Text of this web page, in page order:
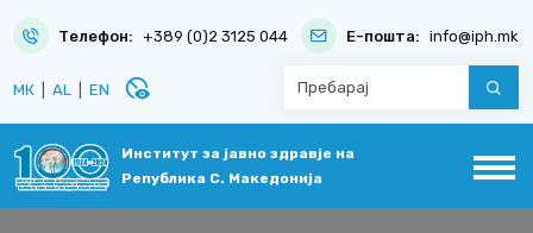
Телефон: +389 (0)2 3125 044 Е-пошта: info@iph.mk
МК AL EN disabled_visible
Институт за јавно здравје на
Република С. Македонија